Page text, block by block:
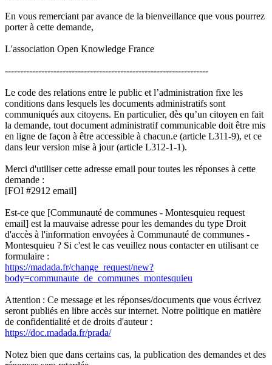
En vous remerciant par avance de la bienveillance que vous pourrez
porter à cette demande,
L'association Open Knowledge France
-------------------------------------------------------------------
Le code des relations entre le public et l’administration fixe les
conditions dans lesquels les documents administratifs sont
communiqués aux citoyens. En particulier, dès qu’un citoyen en fait
la demande, tout document administratif communicable doit être mis
en ligne de façon à être accessible à chacun.e (article L311-9), et ce
dans leur version mise à jour (article L312-1-1).
Merci d'utiliser cette adresse email pour toutes les réponses à cette
demande :
[FOI #2912 email]
Est-ce que [Communauté de communes - Montesquieu request
email] est la mauvaise adresse pour les demandes du type Droit
d'accès à l'information envoyées à Communauté de communes -
Montesquieu ? Si c'est le cas veuillez nous contacter en utilisant ce
formulaire :
https://madada.fr/change_request/new?
body=communaute_de_communes_montesquieu
Attention : Ce message et les réponses/documents que vous écrivez
seront publiés en libre accès sur internet. Notre politique en matière
de confidentialité et de droits d'auteur :
https://doc.madada.fr/prada/
Notez bien que dans certains cas, la publication des demandes et des